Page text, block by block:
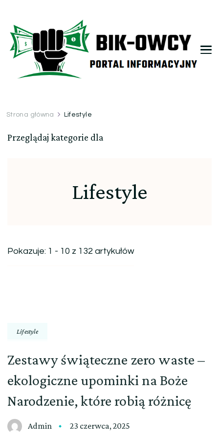
Strona główna Lifestyle
Przeglądaj kategorie dla
Lifestyle
Pokazuje: 1 - 10 z 132 artykułów
Lifestyle
Zestawy świąteczne zero waste –
ekologiczne upominki na Boże
Narodzenie, które robią różnicę
Admin 23 czerwca, 2025